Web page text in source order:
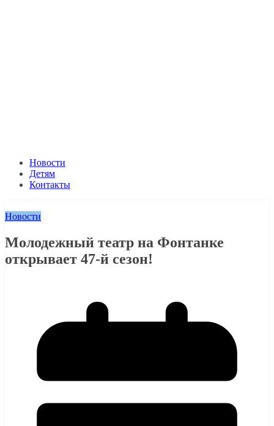
Новости
Детям
Контакты
Новости
Молодежный театр на Фонтанке
открывает 47-й сезон!